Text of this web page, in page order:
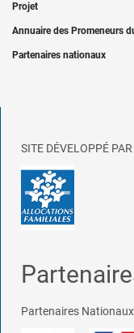
Projet
Annuaire des Promeneurs
Partenaires nationaux
SITE DÉVELOPPÉ
Partenaires Nationaux